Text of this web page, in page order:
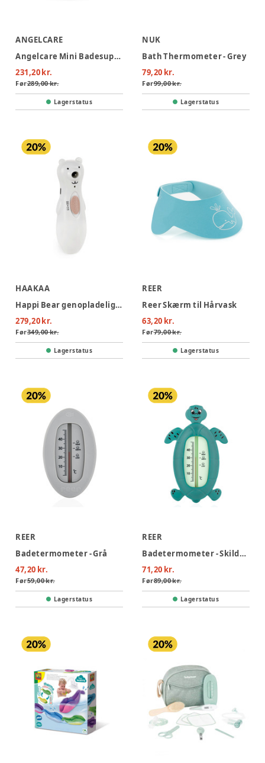
ANGELCARE
Angelcare Mini Badesupport - Grå
231,20 kr.
Før289,00 kr.
Lagerstatus
NUK
Bath Thermometer - Grey
79,20 kr.
Før99,00 kr.
Lagerstatus
HAAKAA
Happi Bear genopladelig neglefil
279,20 kr.
Før349,00 kr.
Lagerstatus
REER
Reer Skærm til Hårvask
63,20 kr.
Før79,00 kr.
Lagerstatus
REER
Badetermometer - Grå
47,20 kr.
Før59,00 kr.
Lagerstatus
REER
Badetermometer - Skildpadde
71,20 kr.
Før89,00 kr.
Lagerstatus